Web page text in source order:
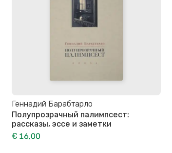
Геннадий Барабтарло
Полупрозрачный палимпсест:
рассказы, эссе и заметки
€ 16,00